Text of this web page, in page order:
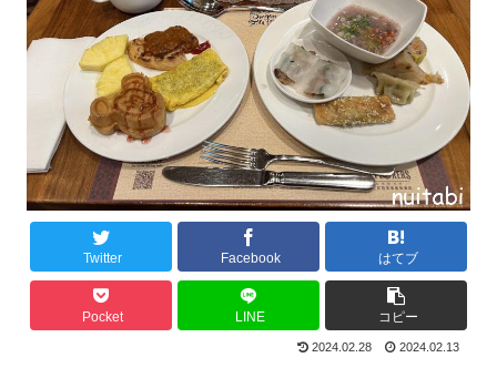
Twitter Facebook はてブ
Pocket LINE コピー
2024.02.28 2024.02.13